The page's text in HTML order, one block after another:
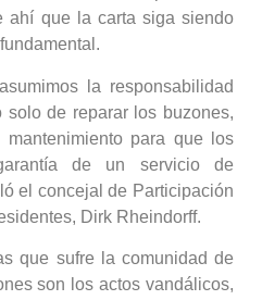
ahí que la carta siga siendo
la responsabilidad
de reparar los buzones,
para que los
de un servicio de
el concejal de Participación
Dirk Rheindorff.
que sufre la comunidad de
son los actos vandálicos,